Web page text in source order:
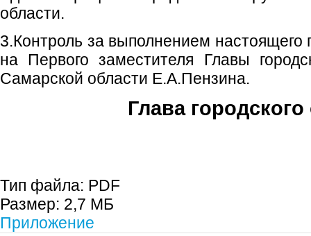
области.
3.Контроль за выполнением настоящего
на Первого заместителя Главы
Самарской области Е.А.Пензина.
Глава городского
Тип файла: PDF
Размер: 2,7 МБ
Приложение